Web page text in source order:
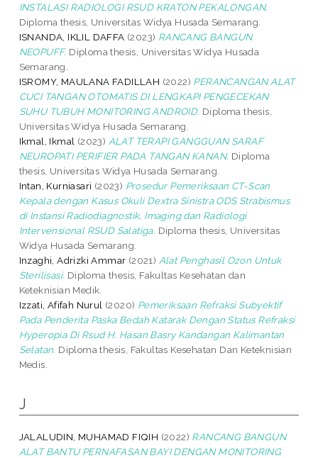
INSTALASI RADIOLOGI RSUD KRATON PEKALONGAN.
Diploma thesis, Universitas Widya Husada Semarang.
ISNANDA, IKLIL DAFFA (2023) RANCANG BANGUN
NEOPUFF. Diploma thesis, Universitas Widya Husada
Semarang.
ISROMY, MAULANA FADILLAH (2022) PERANCANGAN ALAT
CUCI TANGAN OTOMATIS DI LENGKAPI PENGECEKAN
SUHU TUBUH MONITORING ANDROID. Diploma thesis,
Universitas Widya Husada Semarang.
Ikmal, Ikmal (2023) ALAT TERAPI GANGGUAN SARAF
NEUROPATI PERIFIER PADA TANGAN KANAN. Diploma
thesis, Universitas Widya Husada Semarang.
Intan, Kurniasari (2023) Prosedur Pemeriksaan CT-Scan
Kepala dengan Kasus Okuli Dextra Sinistra ODS Strabismus
di Instansi Radiodiagnostik, Imaging dan Radiologi
Intervensional RSUD Salatiga. Diploma thesis, Universitas
Widya Husada Semarang.
Inzaghi, Adrizki Ammar (2021) Alat Penghasil Ozon Untuk
Sterilisasi. Diploma thesis, Fakultas Kesehatan dan
Keteknisian Medik.
Izzati, Afifah Nurul (2020) Pemeriksaan Refraksi Subyektif
Pada Penderita Paska Bedah Katarak Dengan Status Refraksi
Hyperopia Di Rsud H. Hasan Basry Kandangan Kalimantan
Selatan. Diploma thesis, Fakultas Kesehatan Dan Keteknisian
Medis.
J
JALALUDIN, MUHAMAD FIQIH (2022) RANCANG BANGUN
ALAT BANTU PERNAFASAN BAYI DENGAN MONITORING